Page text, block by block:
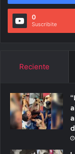
0
Suscribite
Reciente